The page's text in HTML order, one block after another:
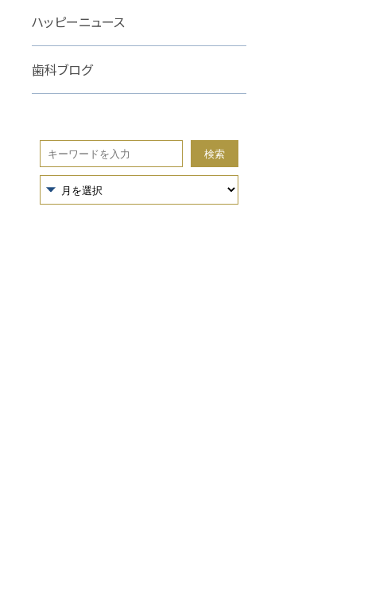
ハッピーニュース
歯科ブログ